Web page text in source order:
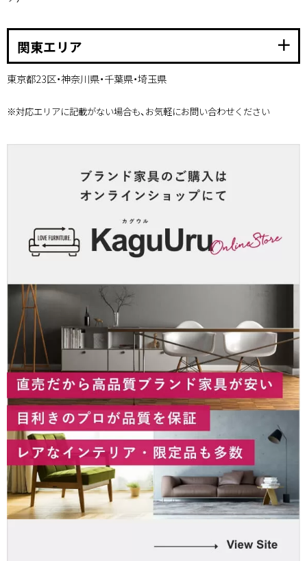
関東エリア add
東京都23区・神奈川県・千葉県・埼玉県
※対応エリアに記載がない場合も、お気軽にお問い合わせください